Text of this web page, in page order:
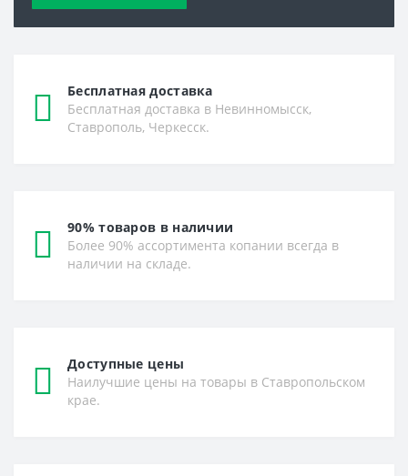
Бесплатная доставка
Бесплатная доставка в Невинномысск,
Ставрополь, Черкесск.
90% товаров в наличии
Более 90% ассортимента копании всегда в
наличии на складе.
Доступные цены
Наилучшие цены на товары в Ставропольском
крае.